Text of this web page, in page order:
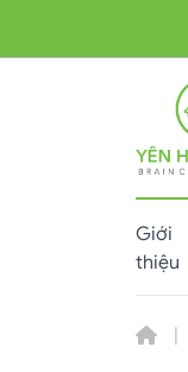
Giới
thiệu